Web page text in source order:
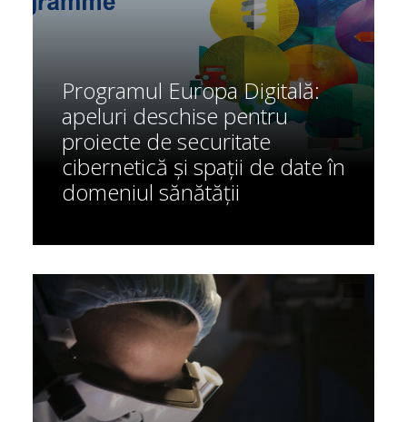
Programul Europa Digitală:
apeluri deschise pentru
proiecte de securitate
cibernetică și spații de date în
domeniul sănătății